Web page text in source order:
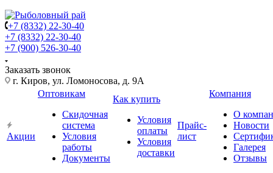
+7 (8332) 22-30-40
+7 (8332) 22-30-40
+7 (900) 526-30-40
Заказать звонок
г. Киров, ул. Ломоносова, д. 9А
Акции
Оптовикам
Скидочная
система
Условия
работы
Документы
Как купить
Условия
оплаты
Условия
доставки
Прайс-
лист
Компания
О
Новости
Галерея
Отзывы